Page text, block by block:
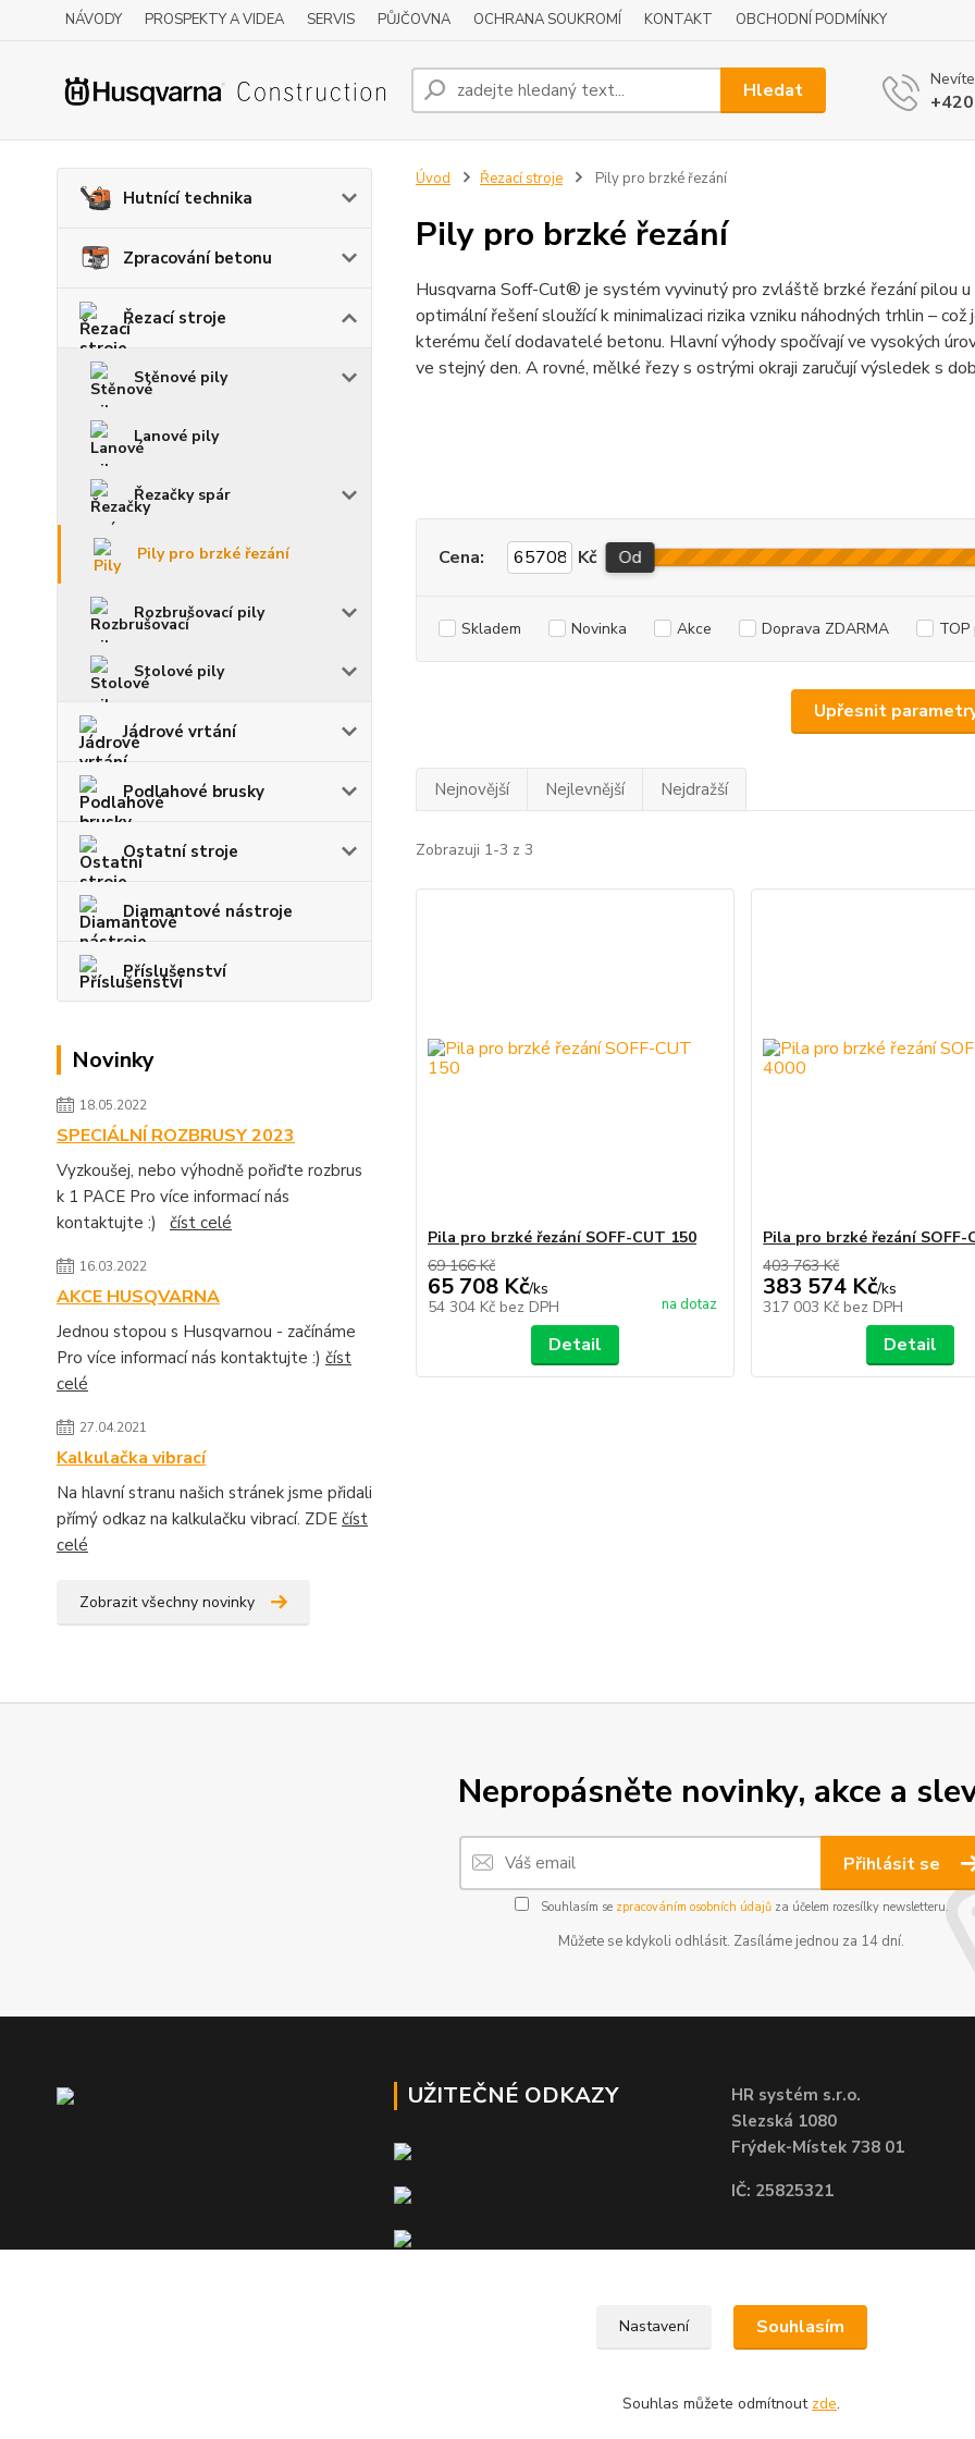
NÁVODY PROSPEKTY A VIDEA SERVIS PŮJČOVNA OCHRANA SOUKROMÍ KONTAKT OBCHODNÍ PODMÍNKY
Hledat
Hutnící technika
Zpracování betonu
Řezací stroje
Stěnové pily
Lanové pily
Řezačky spár
Pily pro brzké řezání
Rozbrušovací pily
Stolové pily
Jádrové vrtání
Podlahové brusky
Ostatní stroje
Diamantové nástroje
Příslušenství
Novinky
18.05.2022
SPECIÁLNÍ ROZBRUSY 2023
Vyzkoušej, nebo výhodně pořiďte rozbrus
k 1 PACE Pro více informací nás
kontaktujte :) číst celé
16.03.2022
AKCE HUSQVARNA
Jednou stopou s Husqvarnou - začínáme
Pro více informací nás kontaktujte :) číst
celé
27.04.2021
Kalkulačka vibrací
Na hlavní stranu našich stránek jsme přidali
přímý odkaz na kalkulačku vibrací. ZDE číst
celé
Zobrazit všechny novinky
Úvod Řezací stroje Pily pro brzké řezání
Pily pro brzké řezání
Husqvarna Soff-Cut® je systém vyvinutý pro zvláště brzké řezání pilou
optimální řešení sloužící k minimalizaci rizika vzniku náhodných trhlin –
kterému čelí dodavatelé betonu. Hlavní výhody spočívají ve vysokých
ve stejný den. A rovné, mělké řezy s ostrými okraji zaručují výsledek s
Upřesnit
Cena: Kč Od
Skladem Novinka Akce Doprava ZDARMA
Nejnovější Nejlevnější Nejdražší
Zobrazuji 1-3 z 3
Pila pro brzké řezání SOFF-CUT 150
69 166 Kč
65 708 Kč/ks
54 304 Kč bez DPH na dotaz
Detail
Pila pro brzké řezání SOFF-
403 763 Kč
383 574 Kč/ks
317 003 Kč bez DPH
Detail
Nepropásněte novinky, akce a
Přihlásit se
Souhlasím se zpracováním osobních údajůza účelem rozesílky newsletteru.
Můžete se kdykoli odhlásit. Zasíláme jednou za 14 dní.
UŽITEČNÉ ODKAZY
HR systém s.r.o.
Slezská 1080
Frýdek-Místek 738 01
IČ: 25825321
Nastavení Souhlasím
Souhlas můžete odmítnout zde.